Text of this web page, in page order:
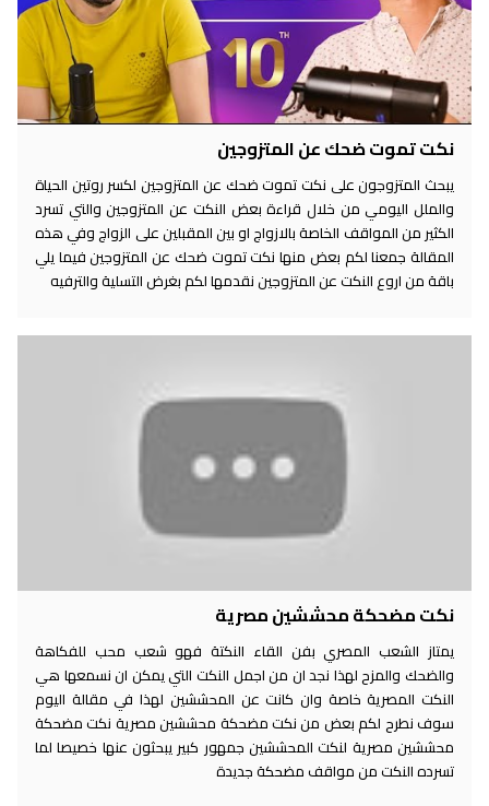
نكت تموت ضحك عن المتزوجين
يبحث المتزوجون على نكت تموت ضحك عن المتزوجين لكسر روتين الحياة
والملل اليومي من خلال قراءة بعض النكت عن المتزوجين والتي تسرد
الكثير من المواقف الخاصة بالازواج او بين المقبلين على الزواج وفي هذه
المقالة جمعنا لكم بعض منها نكت تموت ضحك عن المتزوجين فيما يلي
باقة من اروع النكت عن المتزوجين نقدمها لكم بغرض التسلية والترفيه
نكت مضحكة محششين مصرية
يمتاز الشعب المصري بفن القاء النكتة فهو شعب محب للفكاهة
والضحك والمزح لهذا نجد ان من اجمل النكت التي يمكن ان نسمعها هي
النكت المصرية خاصة وان كانت عن المحششين لهذا في مقالة اليوم
سوف نطرح لكم بعض من نكت مضحكة محششين مصرية نكت مضحكة
محششين مصرية لنكت المحششين جمهور كبير يبحثون عنها خصيصا لما
تسرده النكت من مواقف مضحكة جديدة